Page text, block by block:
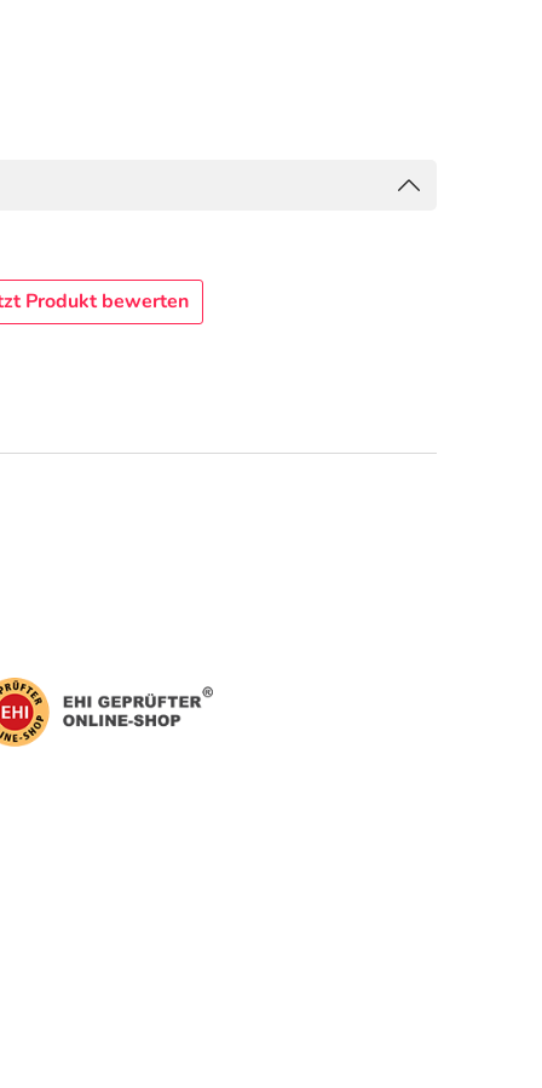
Produkt bewerten